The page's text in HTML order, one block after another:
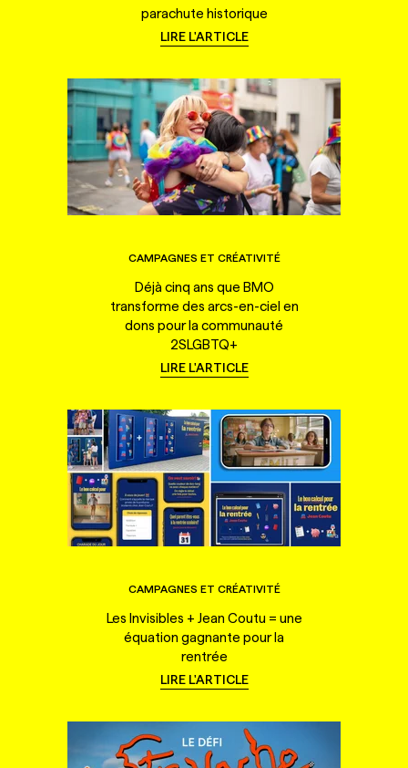
parachute historique
LIRE L'ARTICLE
CAMPAGNES ET CRÉATIVITÉ
Déjà cinq ans que BMO
transforme des arcs-en-ciel en
dons pour la communauté
2SLGBTQ+
LIRE L'ARTICLE
CAMPAGNES ET CRÉATIVITÉ
Les Invisibles + Jean Coutu = une
équation gagnante pour la
rentrée
LIRE L'ARTICLE